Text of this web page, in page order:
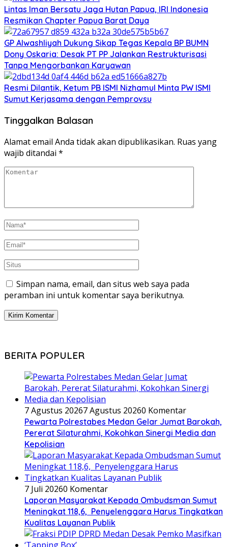
Lintas Iman Bersatu Jaga Hutan Papua, IRI Indonesia
Resmikan Chapter Papua Barat Daya
GP Alwashliyah Dukung Sikap Tegas Kepala BP BUMN
Dony Oskaria: Desak PT PP Jalankan Restrukturisasi
Tanpa Mengorbankan Karyawan
Resmi Dilantik, Ketum PB ISMI Nizhamul Minta PW ISMI
Sumut Kerjasama dengan Pemprovsu
Tinggalkan Balasan
Alamat email Anda tidak akan dipublikasikan. Ruas yang
wajib ditandai *
Simpan nama, email, dan situs web saya pada
peramban ini untuk komentar saya berikutnya.
BERITA POPULER
7 Agustus 20267 Agustus 20260 Komentar
Pewarta Polrestabes Medan Gelar Jumat Barokah,
Pererat Silaturahmi, Kokohkan Sinergi Media dan
Kepolisian
7 Juli 20260 Komentar
Laporan Masyarakat Kepada Ombudsman Sumut
Meningkat 118,6, Penyelenggara Harus Tingkatkan
Kualitas Layanan Publik